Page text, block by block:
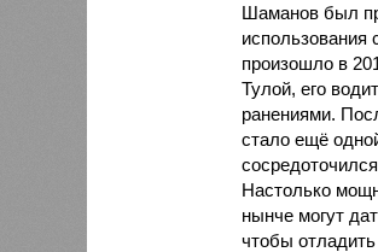
Шаманов был
использования
произошло в
Тулой, его
ранениями.
стало ещё
Настолько
нынче могут
чтобы